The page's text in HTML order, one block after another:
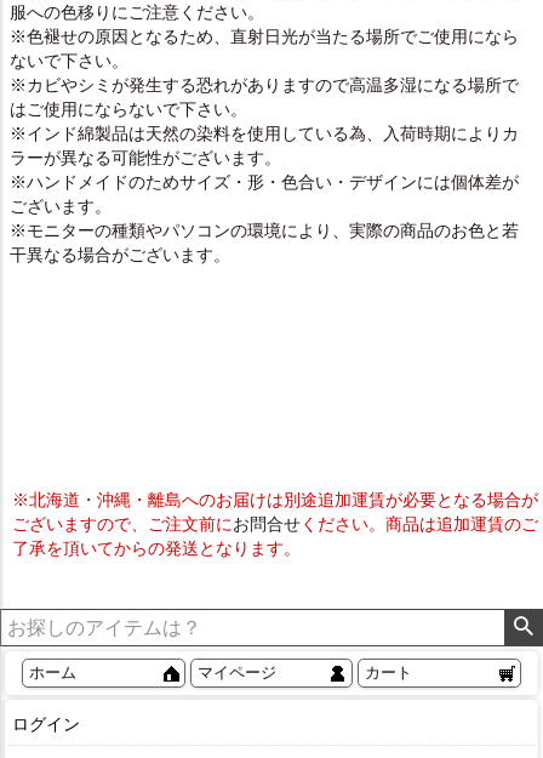
服への色移りにご注意ください。
※色褪せの原因となるため、直射日光が当たる場所でご使用になら
ないで下さい。
※カビやシミが発生する恐れがありますので高温多湿になる場所で
はご使用にならないで下さい。
※インド綿製品は天然の染料を使用している為、入荷時期によりカ
ラーが異なる可能性がございます。
※ハンドメイドのためサイズ・形・色合い・デザインには個体差が
ございます。
※モニターの種類やパソコンの環境により、実際の商品のお色と若
干異なる場合がございます。
※北海道・沖縄・離島へのお届けは別途追加運賃が必要となる場合が
ございますので、ご注文前にお問合せください。商品は追加運賃のご
了承を頂いてからの発送となります。
ホーム マイページ カート
ログイン